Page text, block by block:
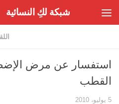
شبكة لكِ النسائية
استفسار عن مرض
القطب
5 يوليو، 2010